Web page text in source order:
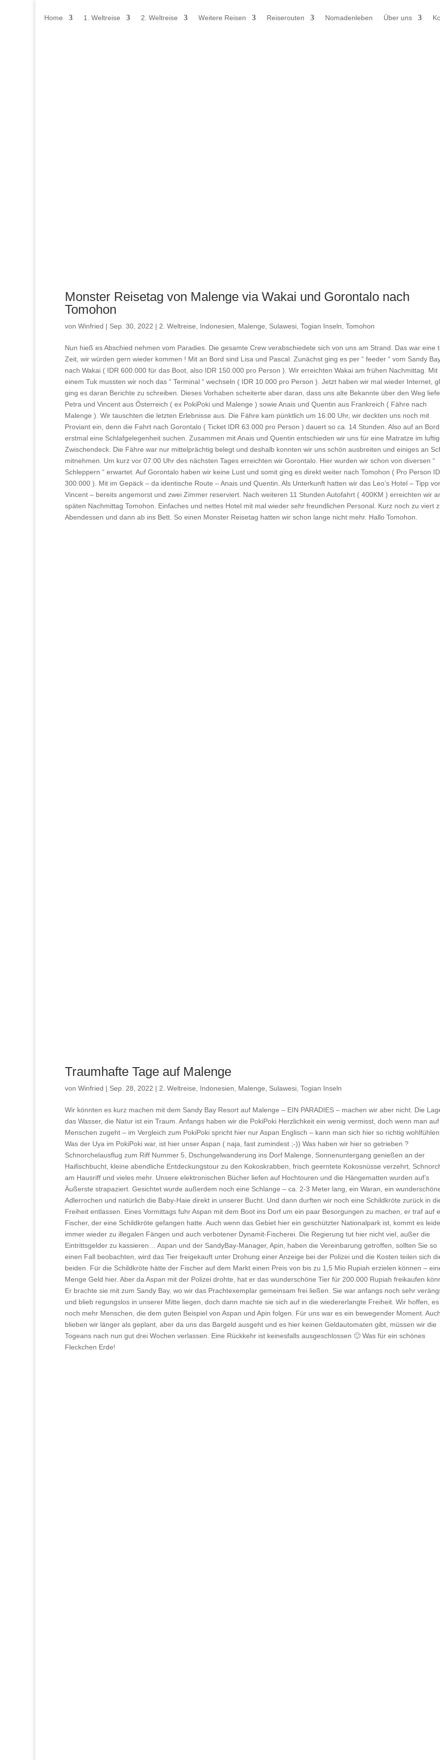
Home 1. Weltreise 2. Weltreise Weitere Reisen Reiserouten Nomadenleben Über uns
Monster Reisetag von Malenge via Wakai und Gorontalo nach
Tomohon
von Winfried | Sep. 30, 2022 | 2. Weltreise Indonesien Malenge Sulawesi Togian Inseln Tomohon
Nun hieß es Abschied nehmen vom Paradies. Die gesamte Crew verabschiedete sich von uns am Strand. Das war eine
Zeit, wir würden gern wieder kommen ! Mit an Bord sind Lisa und Pascal. Zunächst ging es per “ feeder “ vom Sandy
nach Wakai ( IDR 600.000 für das Boot, also IDR 150.000 pro Person ). Wir erreichten Wakai am frühen Nachmittag. Mit
einem Tuk mussten wir noch das “ Terminal “ wechseln ( IDR 10.000 pro Person ). Jetzt haben wir mal wieder Internet,
ging es daran Berichte zu schreiben. Dieses Vorhaben scheiterte aber daran, dass uns alte Bekannte über den Weg
Petra und Vincent aus Österreich ( ex PokiPoki und Malenge ) sowie Anais und Quentin aus Frankreich ( Fähre nach
Malenge ). Wir tauschten die letzten Erlebnisse aus. Die Fähre kam pünktlich um 16:00 Uhr, wir deckten uns noch mit
Proviant ein, denn die Fahrt nach Gorontalo ( Ticket IDR 63.000 pro Person ) dauert so ca. 14 Stunden. Also auf an
erstmal eine Schlafgelegenheit suchen. Zusammen mit Anais und Quentin entschieden wir uns für eine Matratze im
Zwischendeck. Die Fähre war nur mittelprächtig belegt und deshalb konnten wir uns schön ausbreiten und einiges an
mitnehmen. Um kurz vor 07:00 Uhr des nächsten Tages erreichten wir Gorontalo. Hier wurden wir schon von diversen “
Schleppern “ erwartet. Auf Gorontalo haben wir keine Lust und somit ging es direkt weiter nach Tomohon ( Pro Person
300.000 ). Mit im Gepäck – da identische Route – Anais und Quentin. Als Unterkunft hatten wir das Leo’s Hotel – Tipp
Vincent – bereits angemorst und zwei Zimmer reserviert. Nach weiteren 11 Stunden Autofahrt ( 400KM ) erreichten wir
späten Nachmittag Tomohon. Einfaches und nettes Hotel mit mal wieder sehr freundlichen Personal. Kurz noch zu viert
Abendessen und dann ab ins Bett. So einen Monster Reisetag hatten wir schon lange nicht mehr. Hallo Tomohon.
Traumhafte Tage auf Malenge
von Winfried | Sep. 28, 2022 | 2. Weltreise Indonesien Malenge Sulawesi Togian Inseln
Wir könnten es kurz machen mit dem Sandy Bay Resort auf Malenge – EIN PARADIES – machen wir aber nicht. Die
das Wasser, die Natur ist ein Traum. Anfangs haben wir die PokiPoki Herzlichkeit ein wenig vermisst, doch wenn man auf
Menschen zugeht – im Vergleich zum PokiPoki spricht hier nur Aspan Englisch – kann man sich hier so richtig wohlfühlen.
Was der Uya im PokiPoki war, ist hier unser Aspan ( naja, fast zumindest ;-)) Was haben wir hier so getrieben ?
Schnorchelausflug zum Riff Nummer 5, Dschungelwanderung ins Dorf Malenge, Sonnenuntergang genießen an der
Haifischbucht, kleine abendliche Entdeckungstour zu den Kokoskrabben, frisch geerntete Kokosnüsse verzehrt,
am Hausriff und vieles mehr. Unsere elektronischen Bücher liefen auf Hochtouren und die Hängematten wurden auf’s
Äußerste strapaziert. Gesichtet wurde außerdem noch eine Schlange – ca. 2-3 Meter lang, ein Waran, ein
Adlerrochen und natürlich die Baby-Haie direkt in unserer Bucht. Und dann durften wir noch eine Schildkröte zurück in
Freiheit entlassen. Eines Vormittags fuhr Aspan mit dem Boot ins Dorf um ein paar Besorgungen zu machen, er traf auf
Fischer, der eine Schildkröte gefangen hatte. Auch wenn das Gebiet hier ein geschützter Nationalpark ist, kommt es
immer wieder zu illegalen Fängen und auch verbotener Dynamit-Fischerei. Die Regierung tut hier nicht viel, außer die
Eintrittsgelder zu kassieren… Aspan und der SandyBay-Manager, Apin, haben die Vereinbarung getroffen, sollten Sie so
einen Fall beobachten, wird das Tier freigekauft unter Drohung einer Anzeige bei der Polizei und die Kosten teilen sich
beiden. Für die Schildkröte hätte der Fischer auf dem Markt einen Preis von bis zu 1,5 Mio Rupiah erzielen können –
Menge Geld hier. Aber da Aspan mit der Polizei drohte, hat er das wunderschöne Tier für 200.000 Rupiah freikaufen
Er brachte sie mit zum Sandy Bay, wo wir das Prachtexemplar gemeinsam frei ließen. Sie war anfangs noch sehr
und blieb regungslos in unserer Mitte liegen, doch dann machte sie sich auf in die wiedererlangte Freiheit. Wir hoffen,
noch mehr Menschen, die dem guten Beispiel von Aspan und Apin folgen. Für uns war es ein bewegender Moment.
blieben wir länger als geplant, aber da uns das Bargeld ausgeht und es hier keinen Geldautomaten gibt, müssen wir die
Togeans nach nun gut drei Wochen verlassen. Eine Rückkehr ist keinesfalls ausgeschlossen 🙂 Was für ein schönes
Fleckchen Erde!